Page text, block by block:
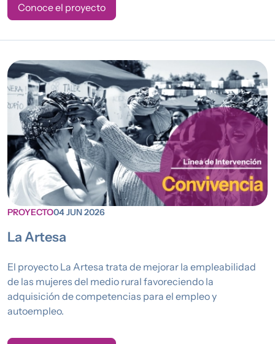
Conoce el proyecto
PROYECTO04 JUN 2026
La Artesa
El proyecto La Artesa trata de mejorar la empleabilidad
de las mujeres del medio rural favoreciendo la
adquisición de competencias para el empleo y
autoempleo.